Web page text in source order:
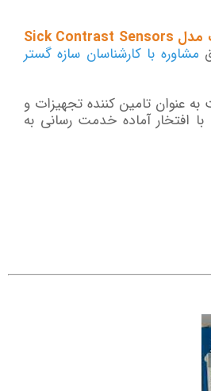
سنسور کنتراست سیک مدل Sick Contrast Sensors
مشاوره با کارشناسان سازه گستر
از 20 سال تجربه و فعالیت به عنوان تامین کننده تجهیزات و
افتخار آماده خدمت رسانی به